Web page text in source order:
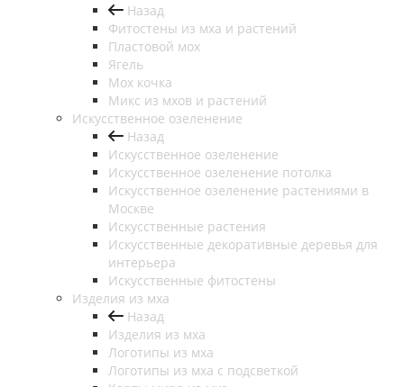
Назад
Фитостены из мха и растений
Пластовой мох
Ягель
Мох кочка
Микс из мхов и растений
Искусственное озеленение
Назад
Искусственное озеленение
Искусственное озеленение потолка
Искусственное озеленение растениями в
Москве
Искусственные растения
Искусственные декоративные деревья для
интерьера
Искусственные фитостены
Изделия из мха
Назад
Изделия из мха
Логотипы из мха
Логотипы из мха с подсветкой